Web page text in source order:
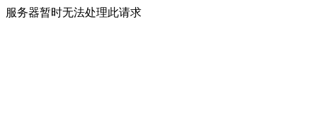
服务器暂时无法处理此请求